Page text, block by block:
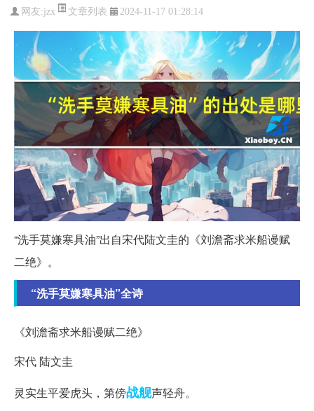
网友:jzx 文章列表 2024-11-17 01:28:14
“洗手莫嫌寒具油”出自宋代陆文圭的《刘澹斋求米船谩赋
二绝》。
“洗手莫嫌寒具油”全诗
《刘澹斋求米船谩赋二绝》
宋代 陆文圭
灵实生平爱虎头，第傍战舰声轻舟。